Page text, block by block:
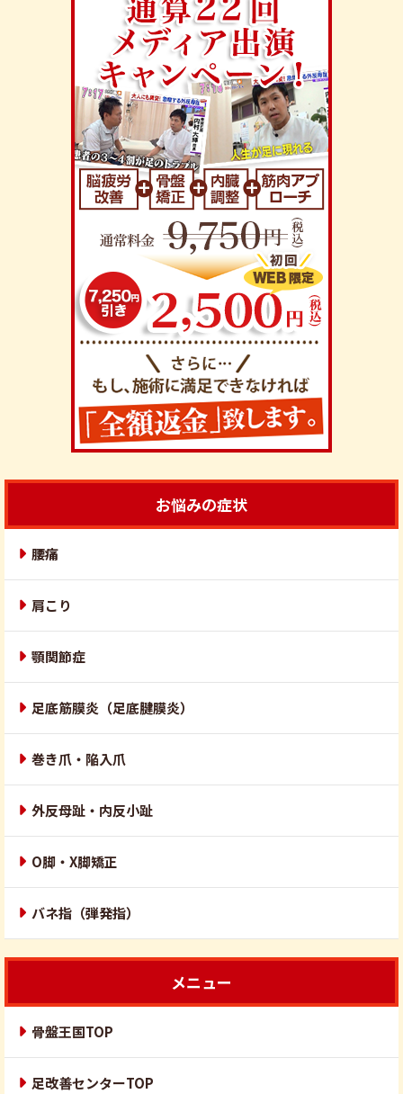
お悩みの症状
腰痛
肩こり
顎関節症
足底筋膜炎（足底腱膜炎）
巻き爪・陥入爪
外反母趾・内反小趾
O脚・X脚矯正
バネ指（弾発指）
メニュー
骨盤王国TOP
足改善センターTOP